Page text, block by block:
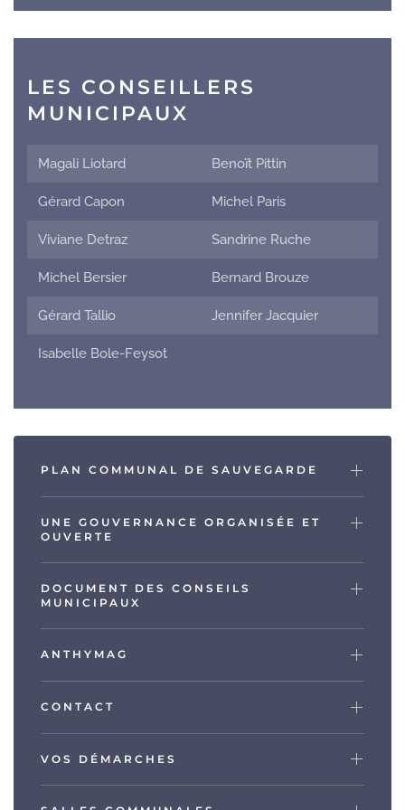
LES CONSEILLERS
MUNICIPAUX
Magali Liotard Benoït Pittin
Gérard Capon Michel Paris
Viviane Detraz Sandrine Ruche
Michel Bersier Bernard Brouze
Gérard Tallio Jennifer Jacquier
Isabelle Bole-Feysot
PLAN COMMUNAL DE SAUVEGARDE
UNE GOUVERNANCE ORGANISÉE ET
OUVERTE
DOCUMENT DES CONSEILS
MUNICIPAUX
ANTHYMAG
CONTACT
VOS DÉMARCHES